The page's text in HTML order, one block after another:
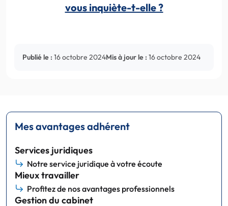
vous inquiète-t-elle ?
Publié le : 16 octobre 2024Mis à jour le : 16 octobre 2024
Mes avantages adhérent
Services juridiques
Notre service juridique à votre écoute
Mieux travailler
Profitez de nos avantages professionnels
Gestion du cabinet